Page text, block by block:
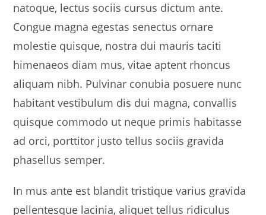
natoque, lectus sociis cursus dictum ante.
Congue magna egestas senectus ornare
molestie quisque, nostra dui mauris taciti
himenaeos diam mus, vitae aptent rhoncus
aliquam nibh. Pulvinar conubia posuere nunc
habitant vestibulum dis dui magna, convallis
quisque commodo ut neque primis habitasse
ad orci, porttitor justo tellus sociis gravida
phasellus semper.
In mus ante est blandit tristique varius gravida
pellentesque lacinia, aliquet tellus ridiculus